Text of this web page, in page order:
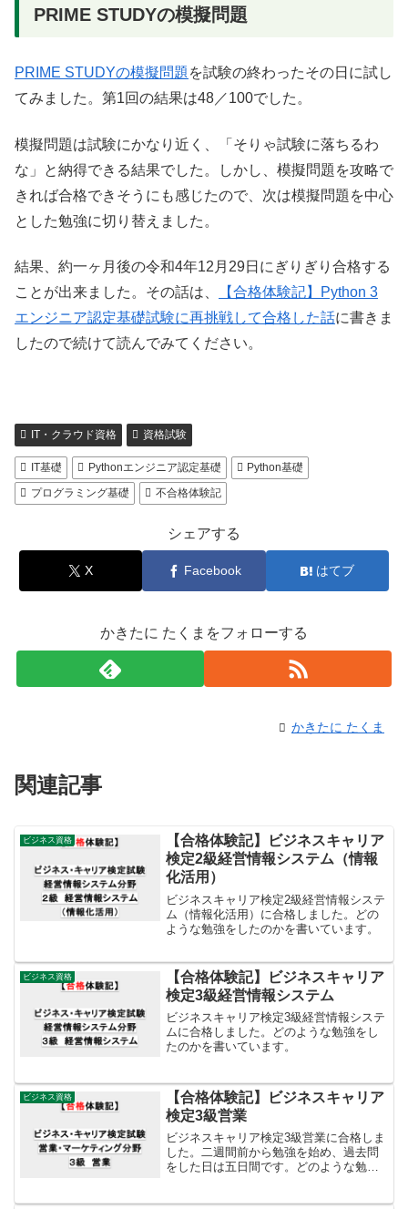
PRIME STUDYの模擬問題
PRIME STUDYの模擬問題を試験の終わったその日に試し
てみました。第1回の結果は48／100でした。
模擬問題は試験にかなり近く、「そりゃ試験に落ちるわ
な」と納得できる結果でした。しかし、模擬問題を攻略で
きれば合格できそうにも感じたので、次は模擬問題を中心
とした勉強に切り替えました。
結果、約一ヶ月後の令和4年12月29日にぎりぎり合格する
ことが出来ました。その話は、
【合格体験記】Python 3
エンジニア認定基礎試験に再挑戦して合格した話に書きま
したので続けて読んでみてください。
IT・クラウド資格 資格試験
IT基礎 Pythonエンジニア認定基礎
Python基礎
プログラミング基礎
不合格体験記
シェアする
X Facebook はてブ
かきたに たくまをフォローする
かきたに たくま
関連記事
ビジネス資格
【合格体験記】ビジネスキャリア
検定2級経営情報システム（情報
化活用）
ビジネスキャリア検定2級経営情報システ
ム（情報化活用）に合格しました。どの
ような勉強をしたのかを書いています。
ビジネス資格
【合格体験記】ビジネスキャリア
検定3級経営情報システム
ビジネスキャリア検定3級経営情報システ
ムに合格しました。どのような勉強をし
たのかを書いています。
ビジネス資格
【合格体験記】ビジネスキャリア
検定3級営業
ビジネスキャリア検定3級営業に合格しま
した。二週間前から勉強を始め、過去問
をした日は五日間です。どのような勉強